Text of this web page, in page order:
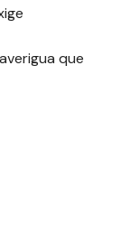
que